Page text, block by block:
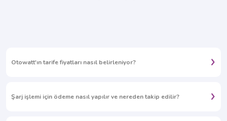
Otowatt'ın tarife fiyatları nasıl belirleniyor?
Şarj işlemi için ödeme nasıl yapılır ve nereden takip edilir?